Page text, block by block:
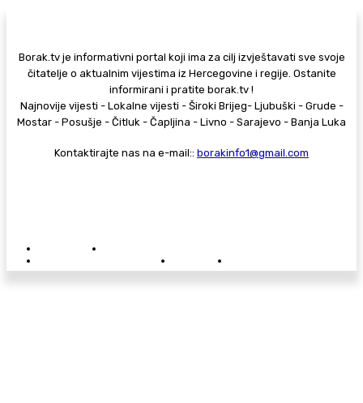
Borak.tv je informativni portal koji ima za cilj izvještavati sve svoje
čitatelje o aktualnim vijestima iz Hercegovine i regije. Ostanite
informirani i pratite borak.tv !
Najnovije vijesti - Lokalne vijesti - Široki Brijeg- Ljubuški - Grude -
Mostar - Posušje - Čitluk - Čapljina - Livno - Sarajevo - Banja Luka
Kontaktirajte nas na e-mail:: borakinfo1@gmail.com